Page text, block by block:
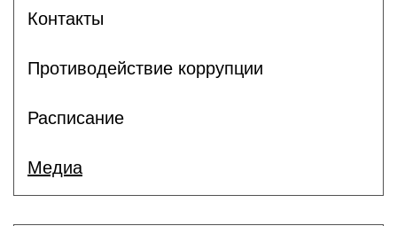
Контакты
Противодействие коррупции
Расписание
Медиа